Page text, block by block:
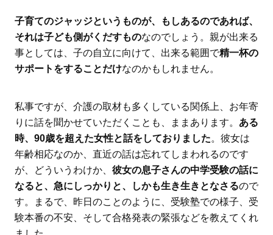
子育てのジャッジというものが、もしあるのであれば、
それは子ども側がくだすものなのでしょう。親が出来る
事としては、子の自立に向けて、出来る範囲で精一杯の
サポートをすることだけなのかもしれません。
私事ですが、介護の取材も多くしている関係上、お年寄
りに話を聞かせていただくことも、ままあります。 ある
時、90歳を超えた女性と話をしておりました。彼女は
年齢相応なのか、直近の話は忘れてしまわれるのです
が、どういうわけか、 彼女の息子さんの中学受験の話に
なると、急にしっかりと、しかも生き生きとなさるので
す。まるで、昨日のことのように、受験塾での様子、受
験本番の不安、そして合格発表の緊張などを教えてくれ